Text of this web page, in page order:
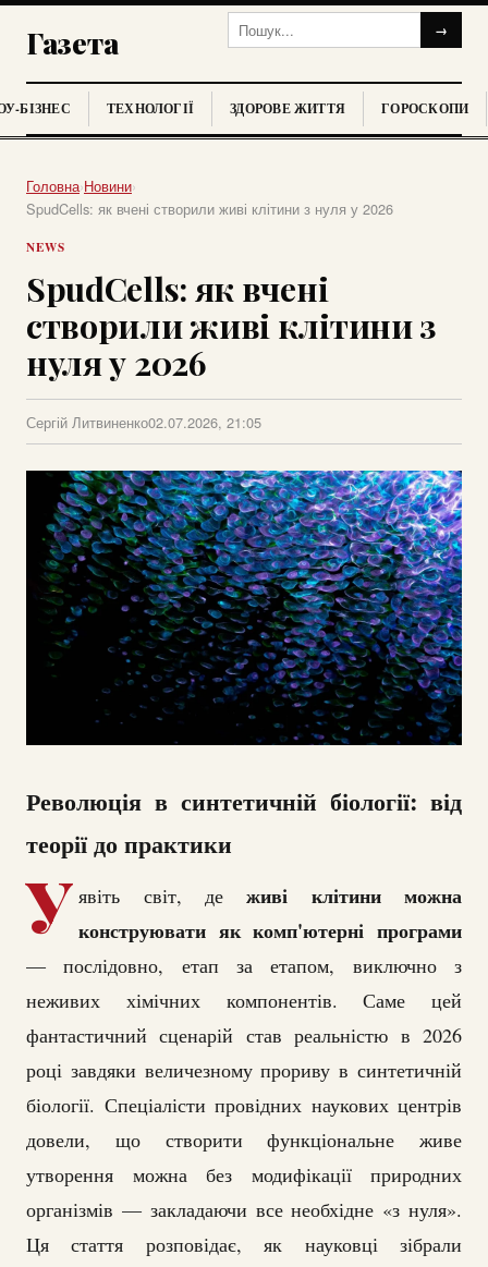
Газета →
БІЗНЕС ТЕХНОЛОГІЇ ЗДОРОВЕ ЖИТТЯ ГОРОСКОПИ
Головна›Новини›
SpudCells: як вчені створили живі клітини з нуля у 2026
NEWS
SpudCells: як вчені
створили живі клітини з
нуля у 2026
Сергій Литвиненко02.07.2026, 21:05
Революція в синтетичній біології: від
теорії до практики
У явіть світ, деживі клітини можна
конструювати як комп'ютерні програми
— послідовно, етап за етапом, виключно з
неживих хімічних компонентів. Саме цей
фантастичний сценарій став реальністю в 2026
році завдяки величезному прориву в синтетичній
біології. Спеціалісти провідних наукових центрів
довели, що створити функціональне живе
утворення можна без модифікації природних
організмів — закладаючи все необхідне «з нуля».
Ця стаття розповідає, як науковці зібрали